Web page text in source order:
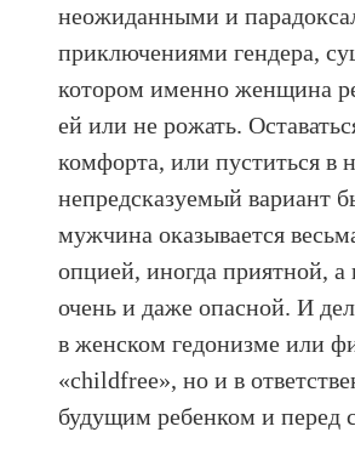
неожиданными и
приключениями гендера,
котором именно женщина
ей или не рожать.
комфорта, или пуститься в
непредсказуемый вариант
мужчина оказывается
опцией, иногда приятной, а
очень и даже опасной. И
в женском гедонизме или
«childfree», но и в
будущим ребенком и перед